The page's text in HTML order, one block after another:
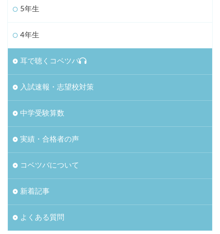
5年生
4年生
耳で聴くコベツバ
入試速報・志望校対策
中学受験算数
実績・合格者の声
コベツバについて
新着記事
よくある質問